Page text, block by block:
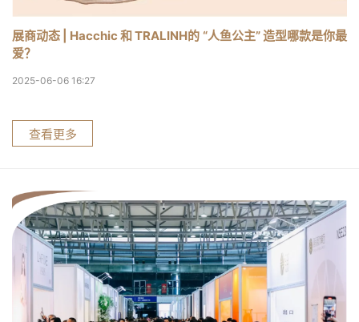
展商动态 | Hacchic 和 TRALINH的 “人鱼公主” 造型哪款是你最
爱？
2025-06-06 16:27
查看更多